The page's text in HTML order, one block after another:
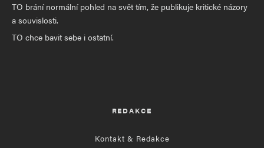
TO brání normální pohled na svět tím, že publikuje kritické názory
a souvislosti.
TO chce bavit sebe i ostatní.
REDAKCE
Kontakt & Redakce